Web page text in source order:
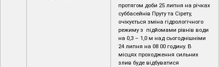
протягом доби 25 липня на річках
суббасейнів Пруту та Сірету,
очікується зміна гідрологічного
режиму з підйомами рівнів води
на 0,3 – 1,0 м над сьогоднішніми
24 липня на 08 00 годину. В
місцях проходження сильних
злив буде відбуватися